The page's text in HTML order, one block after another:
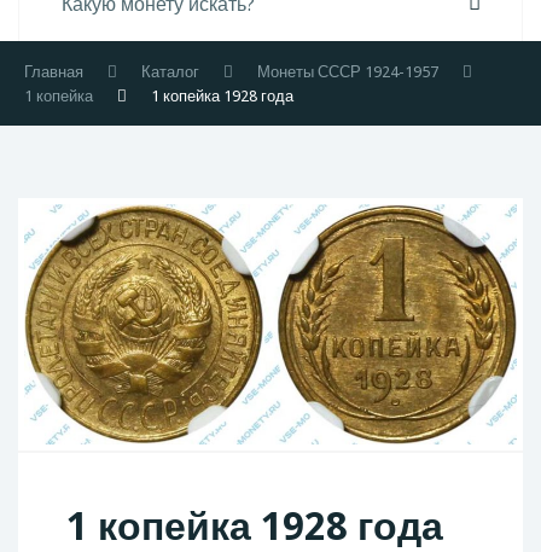
Главная Каталог
Монеты СССР 1924-1957
1 копейка
1 копейка 1928 года
1 копейка 1928 года